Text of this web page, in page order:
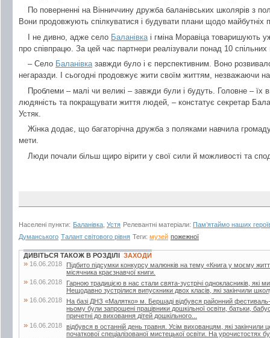
По поверненні на Вінниччину дружба баланівських школярів з
Вони продовжують спілкуватися і будувати плани щодо майбутніх
І не дивно, адже село Баланівка і гміна Моравіца товаришують
про співпрацю. За цей час партнери реалізували понад 10 спільних
– Село Баланівказавжди було і є перспективним. Воно
негаразди. І сьогодні продовжує жити своїм життям, незважаючи
Проблеми – малі чи великі – завжди були і будуть. Головне – їх
людяність та покращувати життя людей, – констатує секретар
Устяк.
Жінка додає, що багаторічна дружба з поляками навчила
мети.
Люди почали більш щиро вірити у свої сили й можливості та
Населені пункти: Баланівка Устя Релевантні матеріали: Пам’ятаймо наших
Думанського Талант світового рівня Теги: музей пожежної
ДИВІТЬСЯ ТАКОЖ В РОЗДІЛІ ЗАХОДИ
» 16.06.2018
Підбито підсумки конкурсу малюнків на тему «Книга у моєму
місячника краєзнавчої книги.
» 16.06.2018
Гарною традицією в нас стали свята-зустрічі однокласників, які
Нещодавно зустрілися випускники двох класів, які закінчили
» 16.06.2018
На базі ДНЗ «Малятко» м. Бершаді відбувся районний
ньому були запрошені працівники дошкільної освіти, батьки,
причетні до виховання дітей дошкільного...
» 16.06.2018 відбувся в останній день травня. Усім вихованцям, які
початкової спеціалізованої мистецької освіти. На урочистостях